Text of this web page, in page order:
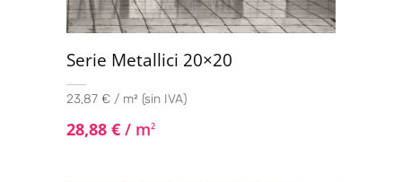
Serie Metallici 20×20
23,87 € / m² (sin IVA)
28,88 € / m2